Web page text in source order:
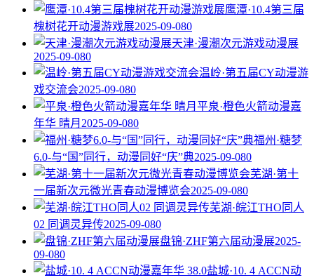
鹰潭·10.4第三届
槐树花开动漫游戏展2025-09-080
天津·漫潮次元游戏动漫展
2025-09-080
温岭·第五届CY动漫游
戏交流会2025-09-080
平泉·橙色火箭动漫嘉
年华 晴月 2025-09-080
福州·糖梦
6.0-与“国”同行，动漫同好“庆”典2025-09-080
芜湖·第十
一届新次元微光青春动漫博览会2025-09-080
芜湖·皖江THO同人
02 同调灵异传2025-09-080
盘锦·ZHF第六届动漫展2025-
09-080
盐城·10. 4 ACCN动